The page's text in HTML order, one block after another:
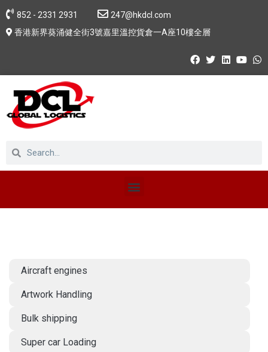
852 - 2331 2931
247@hkdcl.com
香港新界葵涌健全街3號嘉里溫控貨倉一A座10樓全層
Aircraft engines
Artwork Handling
Bulk shipping
Super car Loading